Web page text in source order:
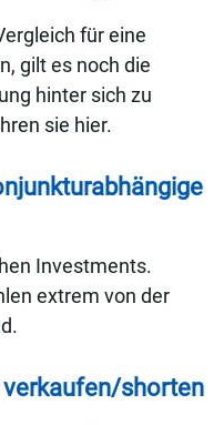
für eine
gilt es noch die
hinter sich zu
sie hier.
Investments.
extrem von der
verkaufen/shorten